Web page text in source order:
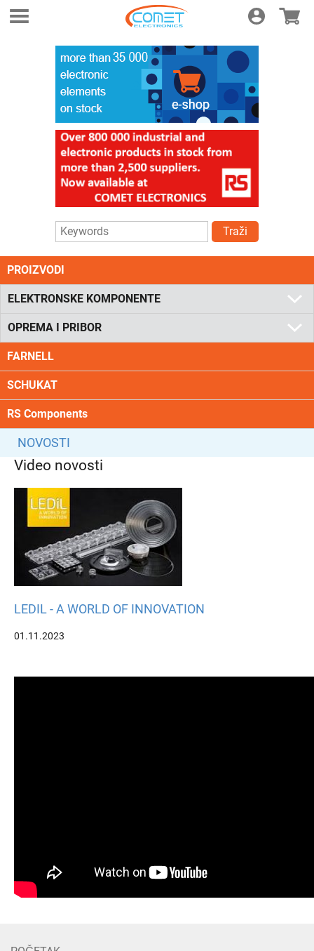
Login E-shop
Traži
PROIZVODI
ELEKTRONSKE KOMPONENTE
OPREMA I PRIBOR
FARNELL
SCHUKAT
RS Components
NOVOSTI
Video novosti
LEDIL - A WORLD OF INNOVATION
01.11.2023